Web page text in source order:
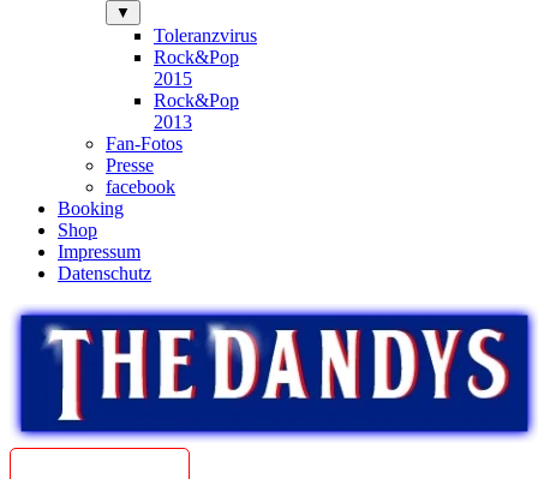
▼
Toleranzvirus
Rock&Pop
2015
Rock&Pop
2013
Fan-Fotos
Presse
facebook
Booking
Shop
Impressum
Datenschutz